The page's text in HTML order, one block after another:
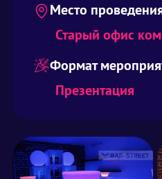
Место
Старый офис
Формат
Презентация